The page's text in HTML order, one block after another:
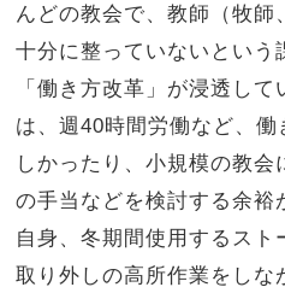
んどの教会で、教師（牧師
十分に整っていないという
「働き方改革」が浸透し
は、週40時間労働など、
しかったり、小規模の教
の手当などを検討する余裕
自身、冬期間使用するスト
取り外しの高所作業をしな